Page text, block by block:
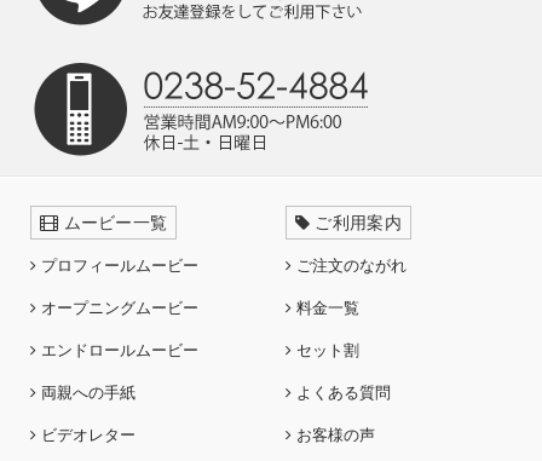
ムービー一覧
プロフィールムービー
オープニングムービー
エンドロールムービー
両親への手紙
ビデオレター
ご利用案内
ご注文のながれ
料金一覧
セット割
よくある質問
お客様の声